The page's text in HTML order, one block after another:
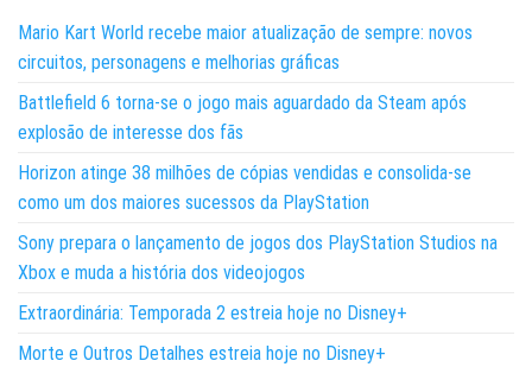
Mario Kart World recebe maior atualização de sempre: novos
circuitos, personagens e melhorias gráficas
Battlefield 6 torna-se o jogo mais aguardado da Steam após
explosão de interesse dos fãs
Horizon atinge 38 milhões de cópias vendidas e consolida-se
como um dos maiores sucessos da PlayStation
Sony prepara o lançamento de jogos dos PlayStation Studios na
Xbox e muda a história dos videojogos
Extraordinária: Temporada 2 estreia hoje no Disney+
Morte e Outros Detalhes estreia hoje no Disney+